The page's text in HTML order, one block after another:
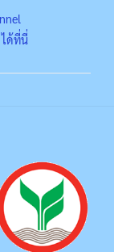
ด้ที่นี่